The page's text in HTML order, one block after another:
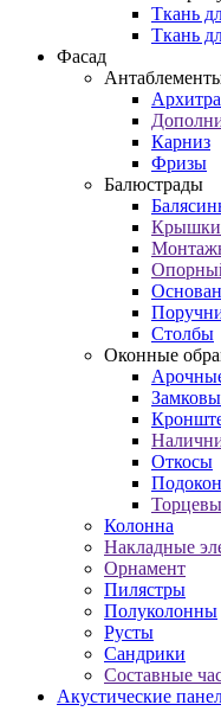
Ткань
Ткань
Фасад
Карниз
Фризы
Балюстрады
Крышки
Столбы
Оконные
Откосы
Колонна
Накладные
Орнамент
Пилястры
Полуколонны
Русты
Сандрики
Составные
Акустические